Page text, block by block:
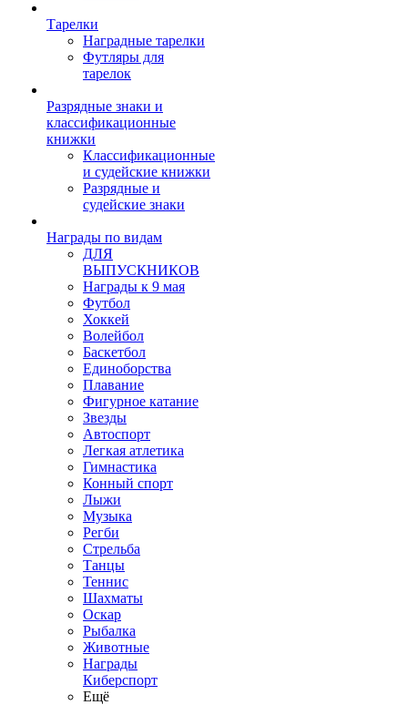
Тарелки
Наградные тарелки
Футляры для
тарелок
Разрядные знаки и
классификационные
книжки
Классификационные
и судейские книжки
Разрядные и
судейские знаки
Награды по видам
ДЛЯ
ВЫПУСКНИКОВ
Награды к 9 мая
Футбол
Хоккей
Волейбол
Баскетбол
Единоборства
Плавание
Фигурное катание
Звезды
Автоспорт
Легкая атлетика
Гимнастика
Конный спорт
Лыжи
Музыка
Регби
Стрельба
Танцы
Теннис
Шахматы
Оскар
Рыбалка
Животные
Награды
Киберспорт
Ещё